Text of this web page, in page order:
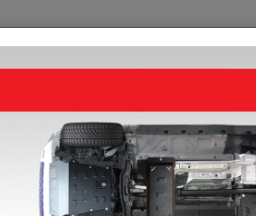
KRYT POD MOTOR HOME